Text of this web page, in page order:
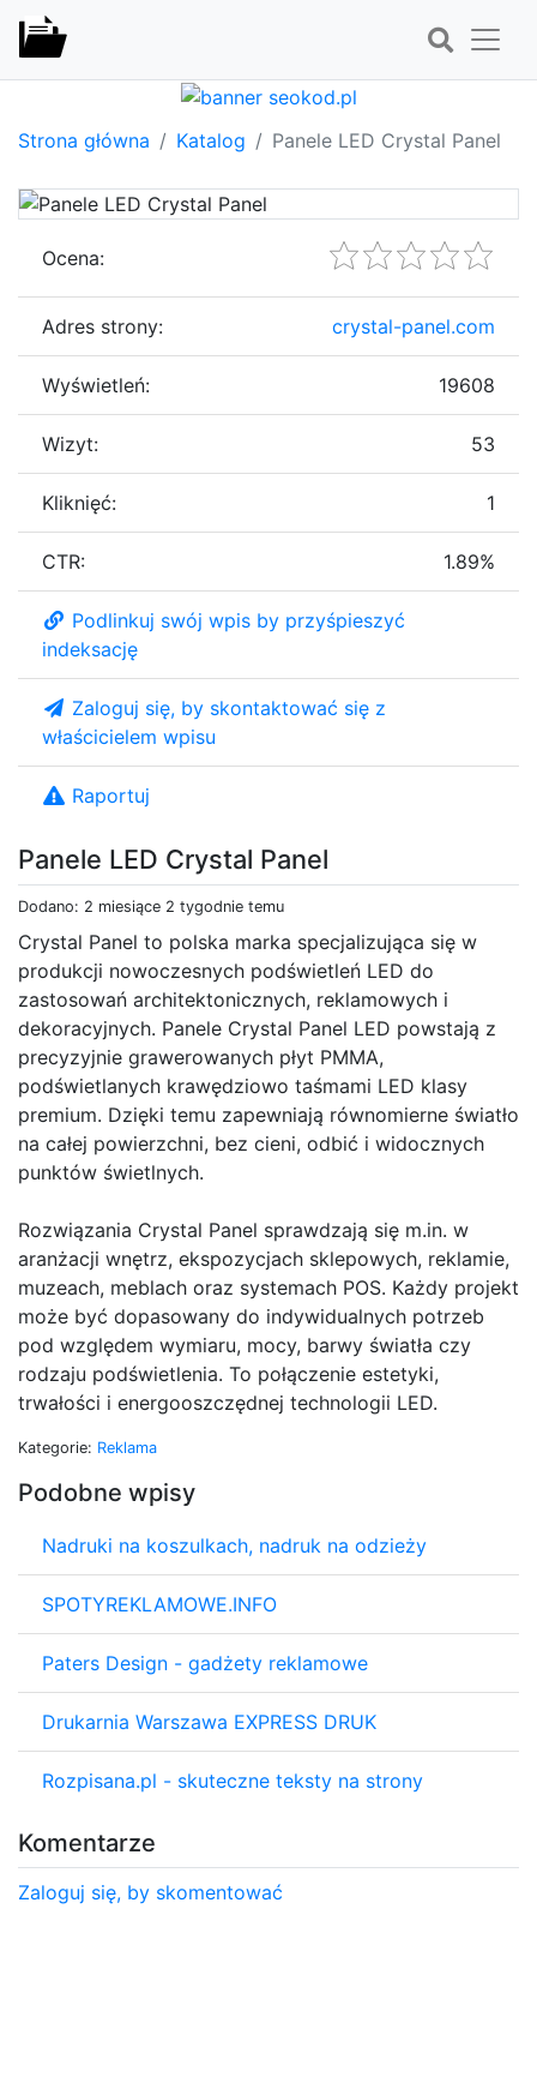
Strona główna Katalog Panele LED Crystal Panel
Panele LED Crystal Panel
Dodano: 2 miesiące 2 tygodnie temu
Crystal Panel to polska marka specjalizująca się w
produkcji nowoczesnych podświetleń LED do
zastosowań architektonicznych, reklamowych i
dekoracyjnych. Panele Crystal Panel LED powstają z
precyzyjnie grawerowanych płyt PMMA,
podświetlanych krawędziowo taśmami LED klasy
premium. Dzięki temu zapewniają równomierne światło
na całej powierzchni, bez cieni, odbić i widocznych
punktów świetlnych.
Rozwiązania Crystal Panel sprawdzają się m.in. w
aranżacji wnętrz, ekspozycjach sklepowych, reklamie,
muzeach, meblach oraz systemach POS. Każdy projekt
może być dopasowany do indywidualnych potrzeb
pod względem wymiaru, mocy, barwy światła czy
rodzaju podświetlenia. To połączenie estetyki,
trwałości i energooszczędnej technologii LED.
Kategorie: Reklama
Podobne wpisy
Nadruki na koszulkach, nadruk na odzieży
SPOTYREKLAMOWE.INFO
Paters Design - gadżety reklamowe
Drukarnia Warszawa EXPRESS DRUK
Rozpisana.pl - skuteczne teksty na strony
Komentarze
Zaloguj się, by skomentować
Ocena:
Adres strony: crystal-panel.com
Wyświetleń: 19608
Wizyt: 53
Kliknięć: 1
CTR: 1.89%
Podlinkuj swój wpis by przyśpieszyć
indeksację
Zaloguj się, by skontaktować się z
właścicielem wpisu
Raportuj